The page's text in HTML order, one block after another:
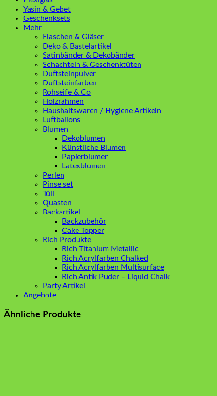
Yasin & Gebet
Geschenksets
Mehr
Flaschen & Gläser
Deko & Bastelartikel
Satinbänder & Dekobänder
Schachteln & Geschenktüten
Duftsteinpulver
Duftsteinfarben
Rohseife & Co
Holzrahmen
Haushaltswaren / Hygiene Artikeln
Luftballons
Blumen
Dekoblumen
Künstliche Blumen
Papierblumen
Latexblumen
Perlen
Pinselset
Tüll
Quasten
Backartikel
Backzubehör
Cake Topper
Rich Produkte
Rich Titanium Metallic
Rich Acrylfarben Chalked
Rich Acrylfarben Multisurface
Rich Antik Puder – Liquid Chalk
Party Artikel
Angebote
Ähnliche Produkte